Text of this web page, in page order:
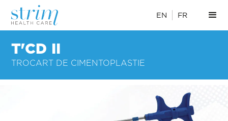
EN FR
T'CD II
TROCART DE CIMENTOPLASTIE